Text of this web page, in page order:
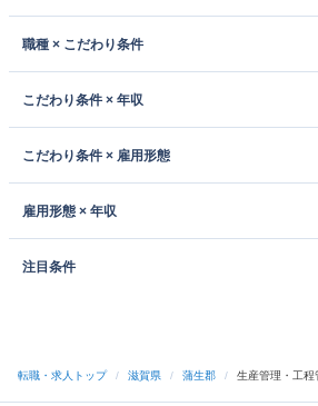
職種 × こだわり条件
こだわり条件 × 年収
こだわり条件 × 雇用形態
雇用形態 × 年収
注目条件
転職・求人トップ / 滋賀県 / 蒲生郡 / 生産管理・工程